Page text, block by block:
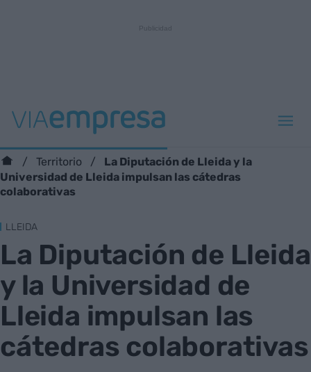
Territorio
La Diputación de Lleida y la
Universidad de Lleida impulsan las cátedras
colaborativas
LLEIDA
La Diputación de Lleida
y la Universidad de
Lleida impulsan las
cátedras colaborativas